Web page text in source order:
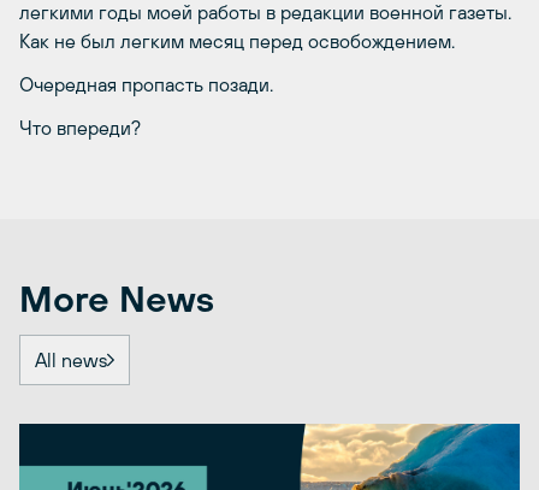
легкими годы моей работы в редакции военной газеты.
Как не был легким месяц перед освобождением.
Очередная пропасть позади.
Что впереди?
More News
All news